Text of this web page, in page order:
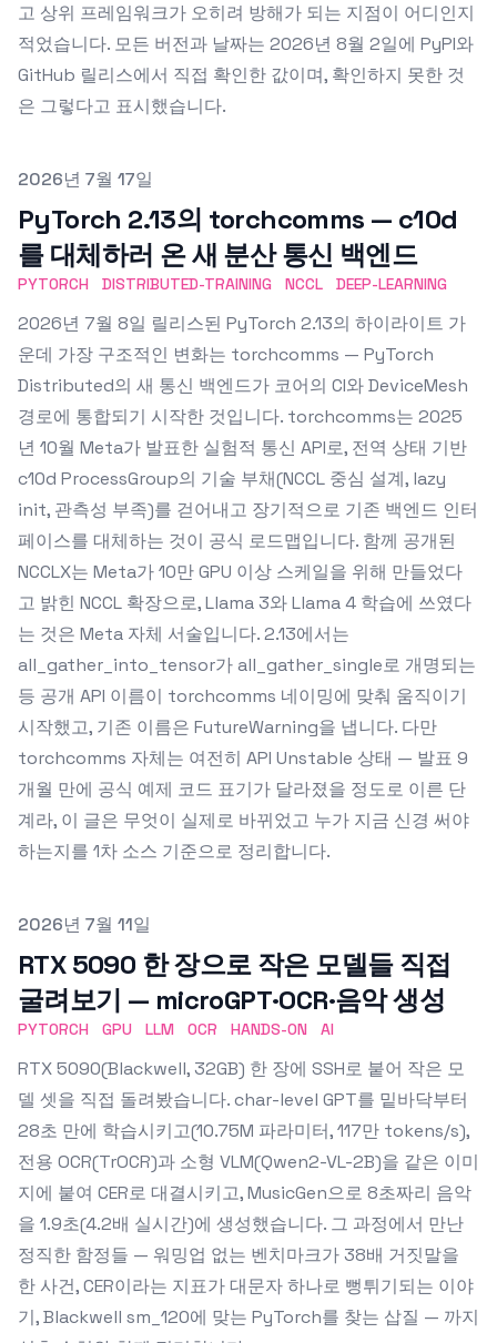
고 상위 프레임워크가 오히려 방해가 되는 지점이 어디인지
적었습니다. 모든 버전과 날짜는 2026년 8월 2일에 PyPI와
GitHub 릴리스에서 직접 확인한 값이며, 확인하지 못한 것
은 그렇다고 표시했습니다.
Published on
2026년 7월 17일
PyTorch 2.13의 torchcomms — c10d
를 대체하러 온 새 분산 통신 백엔드
PYTORCH DISTRIBUTED-TRAINING NCCL DEEP-LEARNING
2026년 7월 8일 릴리스된 PyTorch 2.13의 하이라이트 가
운데 가장 구조적인 변화는 torchcomms — PyTorch
Distributed의 새 통신 백엔드가 코어의 CI와 DeviceMesh
경로에 통합되기 시작한 것입니다. torchcomms는 2025
년 10월 Meta가 발표한 실험적 통신 API로, 전역 상태 기반
c10d ProcessGroup의 기술 부채(NCCL 중심 설계, lazy
init, 관측성 부족)를 걷어내고 장기적으로 기존 백엔드 인터
페이스를 대체하는 것이 공식 로드맵입니다. 함께 공개된
NCCLX는 Meta가 10만 GPU 이상 스케일을 위해 만들었다
고 밝힌 NCCL 확장으로, Llama 3와 Llama 4 학습에 쓰였다
는 것은 Meta 자체 서술입니다. 2.13에서는
all_gather_into_tensor가 all_gather_single로 개명되는
등 공개 API 이름이 torchcomms 네이밍에 맞춰 움직이기
시작했고, 기존 이름은 FutureWarning을 냅니다. 다만
torchcomms 자체는 여전히 API Unstable 상태 — 발표 9
개월 만에 공식 예제 코드 표기가 달라졌을 정도로 이른 단
계라, 이 글은 무엇이 실제로 바뀌었고 누가 지금 신경 써야
하는지를 1차 소스 기준으로 정리합니다.
Published on
2026년 7월 11일
RTX 5090 한 장으로 작은 모델들 직접
굴려보기 — microGPT·OCR·음악 생성
PYTORCH GPU LLM OCR HANDS-ON AI
RTX 5090(Blackwell, 32GB) 한 장에 SSH로 붙어 작은 모
델 셋을 직접 돌려봤습니다. char-level GPT를 밑바닥부터
28초 만에 학습시키고(10.75M 파라미터, 117만 tokens/s),
전용 OCR(TrOCR)과 소형 VLM(Qwen2-VL-2B)을 같은 이미
지에 붙여 CER로 대결시키고, MusicGen으로 8초짜리 음악
을 1.9초(4.2배 실시간)에 생성했습니다. 그 과정에서 만난
정직한 함정들 — 워밍업 없는 벤치마크가 38배 거짓말을
한 사건, CER이라는 지표가 대문자 하나로 뻥튀기되는 이야
기, Blackwell sm_120에 맞는 PyTorch를 찾는 삽질 — 까지